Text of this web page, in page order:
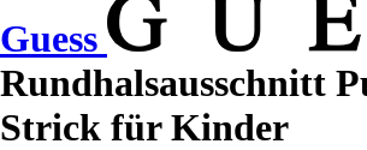
Guess
Rundhalsausschnitt
Strick für Kinder